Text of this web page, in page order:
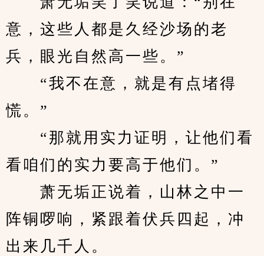
意，这些人都是久经沙场的老
兵，眼光自然高一些。”
“我不在意，就是有点堵得
慌。”
“那就用实力证明，让他们看
看咱们的实力要高于他们。”
萧无垢正说着，山林之中一
阵铜啰响，紧跟着伏兵四起，冲
出来几千人。